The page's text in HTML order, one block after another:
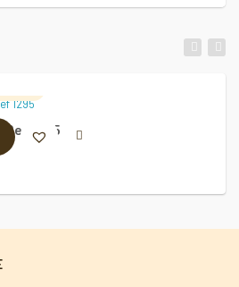
Ref 1295
LIRE LA SUITE